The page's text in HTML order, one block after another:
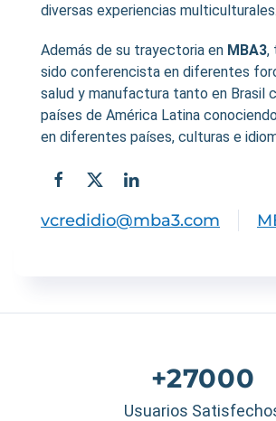
diversas experiencias multiculturales.
Además de su trayectoria en MBA3,
sido conferencista en diferentes
salud y manufactura tanto en Brasil
países de América Latina
en diferentes países, culturas e
vcredidio@mba3.com
+27000
Usuarios